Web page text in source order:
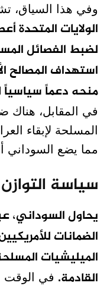
وفي هذا السياق،
الولايات المتحدة
لضبط الفصائل
استهداف المصالح
منحه دعماً سياسياً
في المقابل،
المسلحة لإبقاء
مما يضع السوداني
سياسة التوازن
يحاول السوداني،
الضمانات
الميليشيات
القادمة. في الوقت